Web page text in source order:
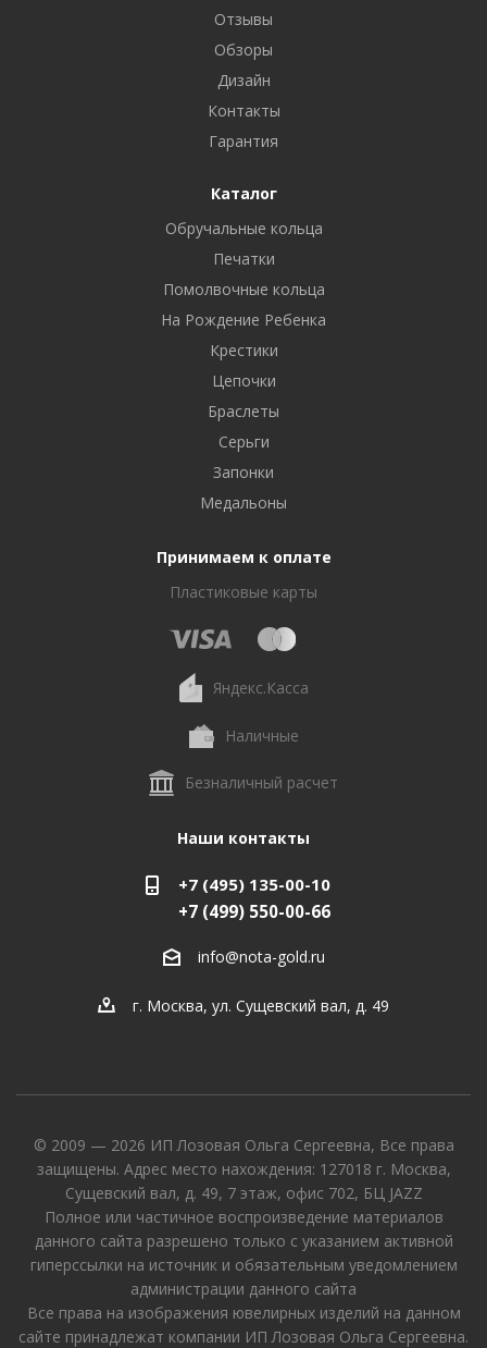
Отзывы
Обзоры
Дизайн
Контакты
Гарантия
Каталог
Обручальные кольца
Печатки
Помолвочные кольца
На Рождение Ребенка
Крестики
Цепочки
Браслеты
Серьги
Запонки
Медальоны
Принимаем к оплате
Пластиковые карты
Яндекс.Касса
Наличные
Безналичный расчет
Наши контакты
+7 (495) 135-00-10
+7 (499) 550-00-66
info@nota-gold.ru
г. Москва, ул. Сущевский вал, д. 49
© 2009 — 2026 ИП Лозовая Ольга Сергеевна, Все права
защищены. Адрес место нахождения: 127018 г. Москва,
Сущевский вал, д. 49, 7 этаж, офис 702, БЦ JAZZ
Полное или частичное воспроизведение материалов
данного сайта разрешено только с указанием активной
гиперссылки на источник и обязательным уведомлением
администрации данного сайта
Все права на изображения ювелирных изделий на данном
сайте принадлежат компании ИП Лозовая Ольга Сергеевна.